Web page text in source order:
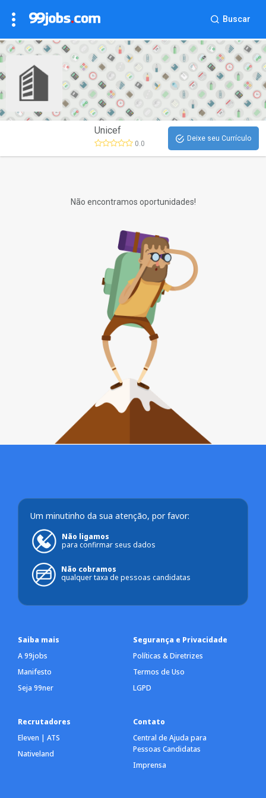
Buscar
Unicef
0.0
Deixe seu Currículo
Não encontramos oportunidades!
Saiba mais
A 99jobs
Manifesto
Seja 99ner
Segurança e Privacidade
Políticas & Diretrizes
Termos de Uso
LGPD
Recrutadores
Eleven | ATS
Nativeland
Contato
Central de Ajuda para
Pessoas Candidatas
Imprensa
Um minutinho da sua atenção, por favor:
Não ligamos
para confirmar seus dados
Não cobramos
qualquer taxa de pessoas candidatas